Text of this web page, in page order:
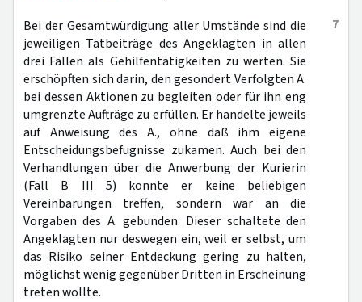
7
Bei der Gesamtwürdigung aller Umstände sind die
jeweiligen Tatbeiträge des Angeklagten in allen
drei Fällen als Gehilfentätigkeiten zu werten. Sie
erschöpften sich darin, den gesondert Verfolgten A.
bei dessen Aktionen zu begleiten oder für ihn eng
umgrenzte Aufträge zu erfüllen. Er handelte jeweils
auf Anweisung des A., ohne daß ihm eigene
Entscheidungsbefugnisse zukamen. Auch bei den
Verhandlungen über die Anwerbung der Kurierin
(Fall B III 5) konnte er keine beliebigen
Vereinbarungen treffen, sondern war an die
Vorgaben des A. gebunden. Dieser schaltete den
Angeklagten nur deswegen ein, weil er selbst, um
das Risiko seiner Entdeckung gering zu halten,
möglichst wenig gegenüber Dritten in Erscheinung
treten wollte.